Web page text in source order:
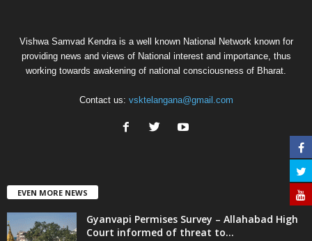
Vishwa Samvad Kendra is a well known National Network known for
providing news and views of National interest and importance, thus
working towards awakening of national consciousness of Bharat.
Contact us: vsktelangana@gmail.com
EVEN MORE NEWS
Gyanvapi Permises Survey – Allahabad High
Court informed of threat to...